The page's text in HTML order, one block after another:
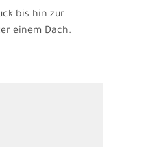
bis hin zur
einem Dach.